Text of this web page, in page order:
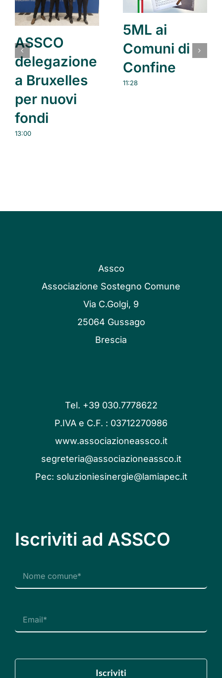
ASSCO
delegazione
a Bruxelles
per nuovi
fondi
13:00
5ML ai
Comuni di
Confine
11:28
Assco
Associazione Sostegno Comune
Via C.Golgi, 9
25064 Gussago
Brescia
Tel. +39 030.7778622
P.IVA e C.F. : 03712270986
www.associazioneassco.it
segreteria@associazioneassco.it
Pec: soluzioniesinergie@lamiapec.it
Iscriviti ad ASSCO
Iscriviti